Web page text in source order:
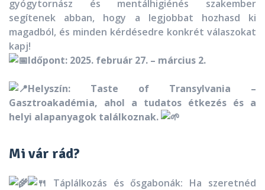
gyógytornász és mentálhigiénés szakember
segítenek abban, hogy a legjobbat hozhasd ki
magadból, és minden kérdésedre konkrét válaszokat
kapj!
Időpont: 2025. február 27. – március 2.
Helyszín: Taste of Transylvania –
Gasztroakadémia, ahol a tudatos étkezés és a
helyi alapanyagok találkoznak.
Mi vár rád?
Táplálkozás és ősgabonák: Ha szeretnéd